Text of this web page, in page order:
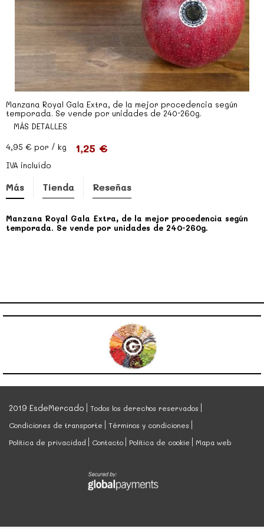
Manzana Royal Gala Extra, de la mejor procedencia según
temporada. Se vende por unidades de 240-260g.
MÁS DETALLES
4,95 € por / kg 1,25 €
IVA incluído
Más Tienda Reseñas
Manzana Royal Gala Extra, de la mejor procedencia según
temporada. Se vende por unidades de 240-260g.
2019 EsdeMercado
Todos los derechos reservados
Condiciones de transporte
Términos y condiciones
Política de privacidad
Contacto Política de cookie Mapa web